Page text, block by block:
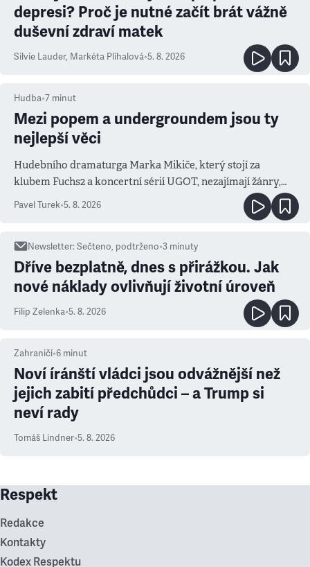
depresi? Proč je nutné začít brát vážně
duševní zdraví matek
Silvie Lauder, Markéta Plíhalová•5. 8. 2026
Hudba•7 minut
Mezi popem a undergroundem jsou ty
nejlepší věci
Hudebního dramaturga Marka Mikiče, který stojí za
klubem Fuchs2 a koncertní sérií UGOT, nezajímají žánry,
ale atmosféra
Pavel Turek•5. 8. 2026
Newsletter:Sečteno, podtrženo•3 minuty
Dříve bezplatně, dnes s přirážkou. Jak
nové náklady ovlivňují životní úroveň
Filip Zelenka•5. 8. 2026
Zahraničí•6 minut
Noví íránští vládci jsou odvážnější než
jejich zabití předchůdci – a Trump si
neví rady
Tomáš Lindner•5. 8. 2026
Respekt
Redakce
Kontakty
Kodex Respektu